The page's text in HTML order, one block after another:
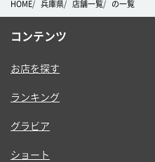
HOME 兵庫県 店舗一覧 の一覧
コンテンツ
お店を探す
ランキング
グラビア
ショート